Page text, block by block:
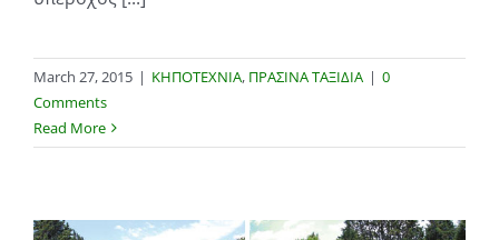
March 27, 2015 | ΚΗΠΟΤΕΧΝΙΑ, ΠΡΑΣΙΝΑ ΤΑΞΙΔΙΑ | 0
Comments
Read More